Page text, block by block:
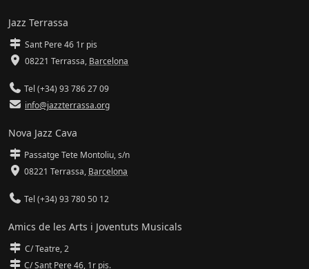
Jazz Terrassa
Sant Pere 46 1r pis
08221 Terrassa, Barcelona
Tel (+34) 93 786 27 09
info@jazzterrassa.org
Nova Jazz Cava
Passatge Tete Montoliu, s/n
08221 Terrassa, Barcelona
Tel (+34) 93 780 50 12
Amics de les Arts i Joventuts Musicals
C/ Teatre, 2
C/ Sant Pere 46, 1r pis.